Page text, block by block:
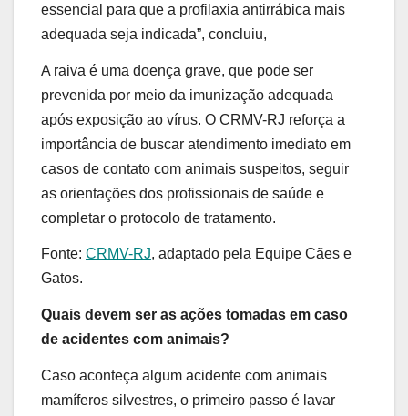
essencial para que a profilaxia antirrábica mais
adequada seja indicada”, concluiu,
A raiva é uma doença grave, que pode ser
prevenida por meio da imunização adequada
após exposição ao vírus. O CRMV-RJ reforça a
importância de buscar atendimento imediato em
casos de contato com animais suspeitos, seguir
as orientações dos profissionais de saúde e
completar o protocolo de tratamento.
Fonte: CRMV-RJ, adaptado pela Equipe Cães e
Gatos.
Quais devem ser as ações tomadas em caso
de acidentes com animais?
Caso aconteça algum acidente com animais
mamíferos silvestres, o primeiro passo é lavar